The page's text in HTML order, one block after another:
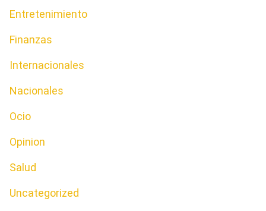
Entretenimiento
Finanzas
Internacionales
Nacionales
Ocio
Opinion
Salud
Uncategorized